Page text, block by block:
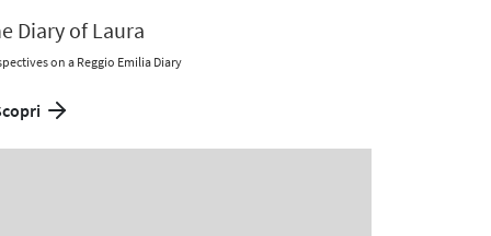
Diary of Laura
on a Reggio Emilia Diary